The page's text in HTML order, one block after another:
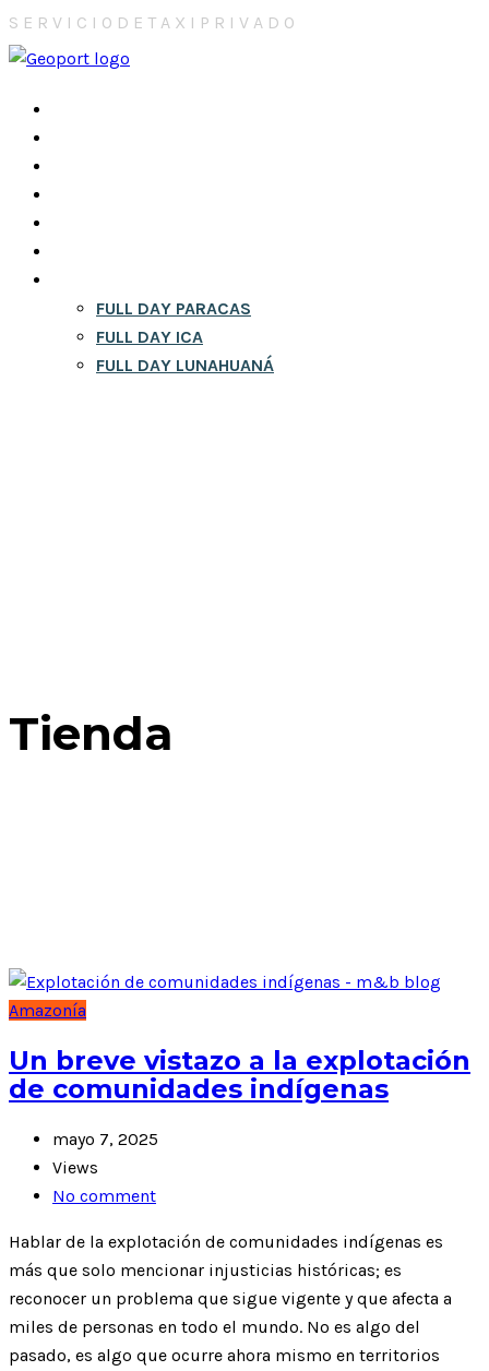
S E R V I C I O D E T A X I P R I V A D O
FULL DAY PARACAS
FULL DAY ICA
FULL DAY LUNAHUANÁ
Tienda
Amazonía
Un breve vistazo a la explotación
de comunidades indígenas
mayo 7, 2025
Views
No comment
Hablar de la explotación de comunidades indígenas es
más que solo mencionar injusticias históricas; es
reconocer un problema que sigue vigente y que afecta a
miles de personas en todo el mundo. No es algo del
pasado, es algo que ocurre ahora mismo en territorios